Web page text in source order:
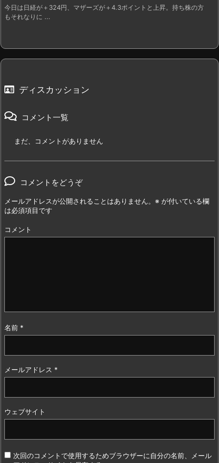
今日は日経が＋324円、マザーズが＋4.3ポイントと上昇。持ち株の方
もそれなりに ...
ディスカッション
コメント一覧
まだ、コメントがありません
コメントをどうぞ
メールアドレスが公開されることはありません。 ※ が付いている欄
は必須項目です
コメント
名前 *
メールアドレス *
ウェブサイト
次回のコメントで使用するためブラウザーに自分の名前、メール